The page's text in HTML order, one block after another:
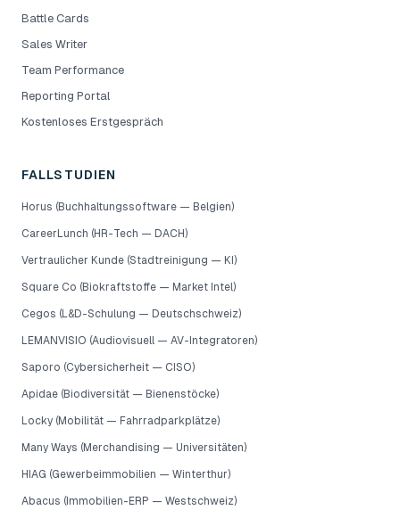
Battle Cards
Sales Writer
Team Performance
Reporting Portal
Kostenloses Erstgespräch
FALLSTUDIEN
Horus (Buchhaltungssoftware — Belgien)
CareerLunch (HR-Tech — DACH)
Vertraulicher Kunde (Stadtreinigung — KI)
Square Co (Biokraftstoffe — Market Intel)
Cegos (L&D-Schulung — Deutschschweiz)
LEMANVISIO (Audiovisuell — AV-Integratoren)
Saporo (Cybersicherheit — CISO)
Apidae (Biodiversität — Bienenstöcke)
Locky (Mobilität — Fahrradparkplätze)
Many Ways (Merchandising — Universitäten)
HIAG (Gewerbeimmobilien — Winterthur)
Abacus (Immobilien-ERP — Westschweiz)